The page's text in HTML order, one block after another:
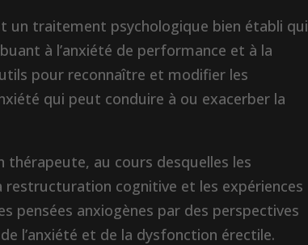
un traitement psychologique bien établi qui
à l’anxiété de performance et à la
pour reconnaître et modifier les
qui peut conduire à ou exacerber la
thérapeute, au cours desquelles les
cognitive et les expériences
pensées anxiogènes par des perspectives
l’anxiété et de la dysfonction érectile.